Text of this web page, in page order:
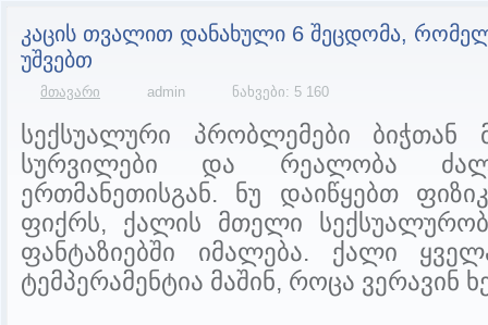
კაცის თვალით დანახული 6 შეცდომა,
უშვებთ
მთავარი admin ნახვები: 5 160
სექსუალური პრობლემები ბიჭთან
სურვილები და რეალობა
ერთმანეთისგან. ნუ დაიწყებთ
ფიქრს, ქალის მთელი
ფანტაზიებში იმალება. ქალი
ტემპერამენტია მაშინ, როცა ვერავინ